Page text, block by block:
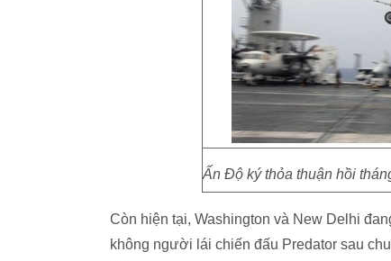
Ấn Độ ký thỏa thuận hồi
Còn hiện tại, Washington và New Delhi
không người lái chiến đấu Predator sau